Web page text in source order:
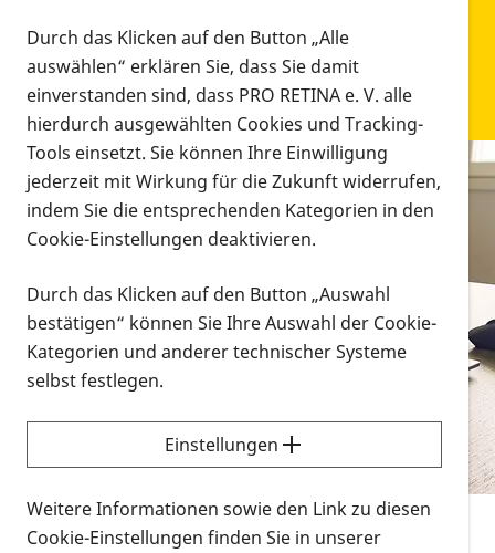
Infomaterial
Infomaterial
Vorlesen
Alle Infomaterialien in verschiedenen
Formaten an einem Ort
Sie möchten wissen, wie Sie nach Infonmaterial
suchen und dieses bestellen bzw. herunterladen
können? Schauen Sie sich dieErklärvideos zum
Thema Infomaterial auf der PRO RETINA-Website
für blinde und sehbehinderte Menschen an.
Durch das Klicken auf den Button „Alle
auswählen“ erklären Sie, dass Sie damit
einverstanden sind, dass PRO RETINA e. V. alle
hierdurch ausgewählten Cookies und Tracking-
Tools einsetzt. Sie können Ihre Einwilligung
jederzeit mit Wirkung für die Zukunft widerrufen,
indem Sie die entsprechenden Kategorien in den
Cookie-Einstellungen deaktivieren.
Durch das Klicken auf den Button „Auswahl
bestätigen“ können Sie Ihre Auswahl der Cookie-
Kategorien und anderer technischer Systeme
selbst festlegen.
Einstellungen
Weitere Informationen sowie den Link zu diesen
Cookie-Einstellungen finden Sie in unserer